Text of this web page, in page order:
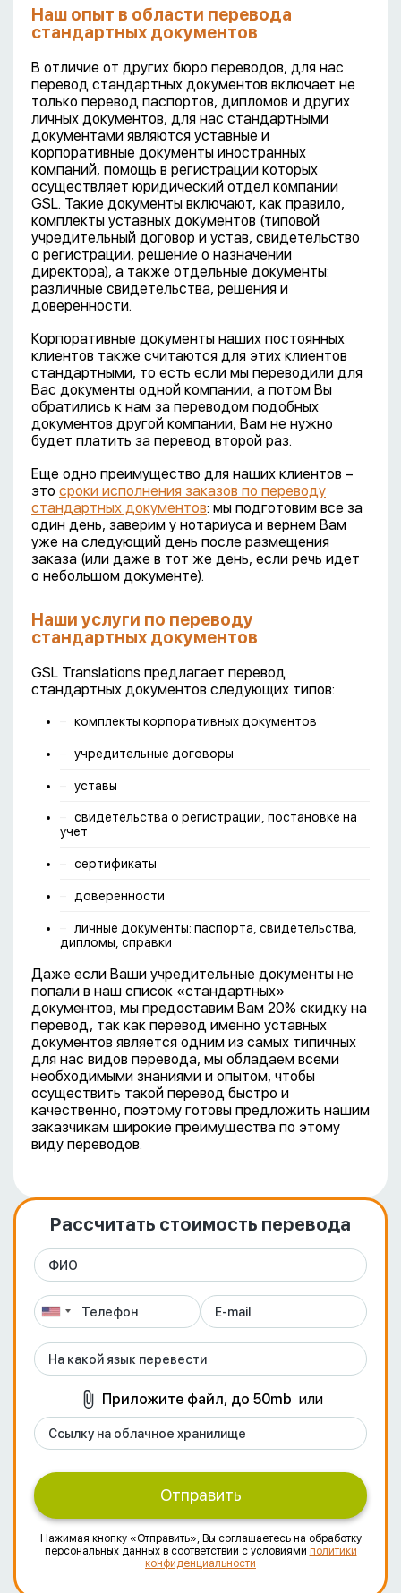
Наш опыт в области перевода
стандартных документов
В отличие от других бюро переводов, для нас
перевод стандартных документов включает не
только перевод паспортов, дипломов и других
личных документов, для нас стандартными
документами являются уставные и
корпоративные документы иностранных
компаний, помощь в регистрации которых
осуществляет юридический отдел компании
GSL. Такие документы включают, как правило,
комплекты уставных документов (типовой
учредительный договор и устав, свидетельство
о регистрации, решение о назначении
директора), а также отдельные документы:
различные свидетельства, решения и
доверенности.
Корпоративные документы наших постоянных
клиентов также считаются для этих клиентов
стандартными, то есть если мы переводили для
Вас документы одной компании, а потом Вы
обратились к нам за переводом подобных
документов другой компании, Вам не нужно
будет платить за перевод второй раз.
Еще одно преимущество для наших клиентов –
это сроки исполнения заказов по переводу
стандартных документов: мы подготовим все за
один день, заверим у нотариуса и вернем Вам
уже на следующий день после размещения
заказа (или даже в тот же день, если речь идет
о небольшом документе).
Наши услуги по переводу
стандартных документов
GSL Translations предлагает перевод
стандартных документов следующих типов:
комплекты корпоративных документов
учредительные договоры
уставы
свидетельства о регистрации, постановке на
учет
сертификаты
доверенности
личные документы: паспорта, свидетельства,
дипломы, справки
Даже если Ваши учредительные документы не
попали в наш список «стандартных»
документов, мы предоставим Вам 20% скидку на
перевод, так как перевод именно уставных
документов является одним из самых типичных
для нас видов перевода, мы обладаем всеми
необходимыми знаниями и опытом, чтобы
осуществить такой перевод быстро и
качественно, поэтому готовы предложить нашим
заказчикам широкие преимущества по этому
виду переводов.
Рассчитать стоимость перевода
Приложите файл, до 50mb или
Отправить
Нажимая кнопку «Отправить», Вы соглашаетесь на обработку
персональных данных в соответствии с условиями политики
конфиденциальности